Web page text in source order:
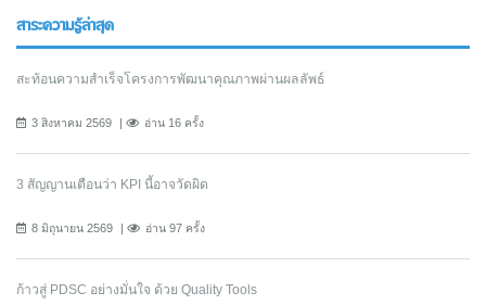
สาระความรู้ล่าสุด
สะท้อนความสำเร็จโครงการพัฒนาคุณภาพผ่านผลลัพธ์
3 สิงหาคม 2569 อ่าน 16 ครั้ง
3 สัญญานเตือนว่า KPI นี้อาจวัดผิด
8 มิถุนายน 2569 อ่าน 97 ครั้ง
ก้าวสู่ PDSC อย่างมั่นใจ ด้วย Quality Tools